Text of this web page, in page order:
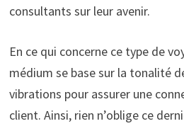
consultants sur leur avenir.
En ce qui concerne ce type de
médium se base sur la tonalité
vibrations pour assurer une
client. Ainsi, rien n’oblige ce